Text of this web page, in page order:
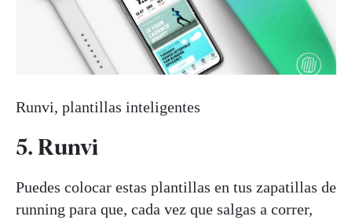
Runvi, plantillas inteligentes
5. Runvi
Puedes colocar estas plantillas en tus zapatillas de
running para que, cada vez que salgas a correr,